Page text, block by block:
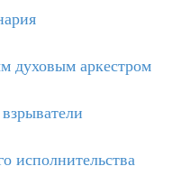
духовым аркестром
исполнительства